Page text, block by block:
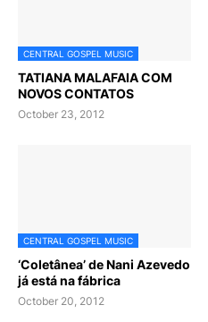
CENTRAL GOSPEL MUSIC
TATIANA MALAFAIA COM
NOVOS CONTATOS
October 23, 2012
CENTRAL GOSPEL MUSIC
‘Coletânea’ de Nani Azevedo
já está na fábrica
October 20, 2012